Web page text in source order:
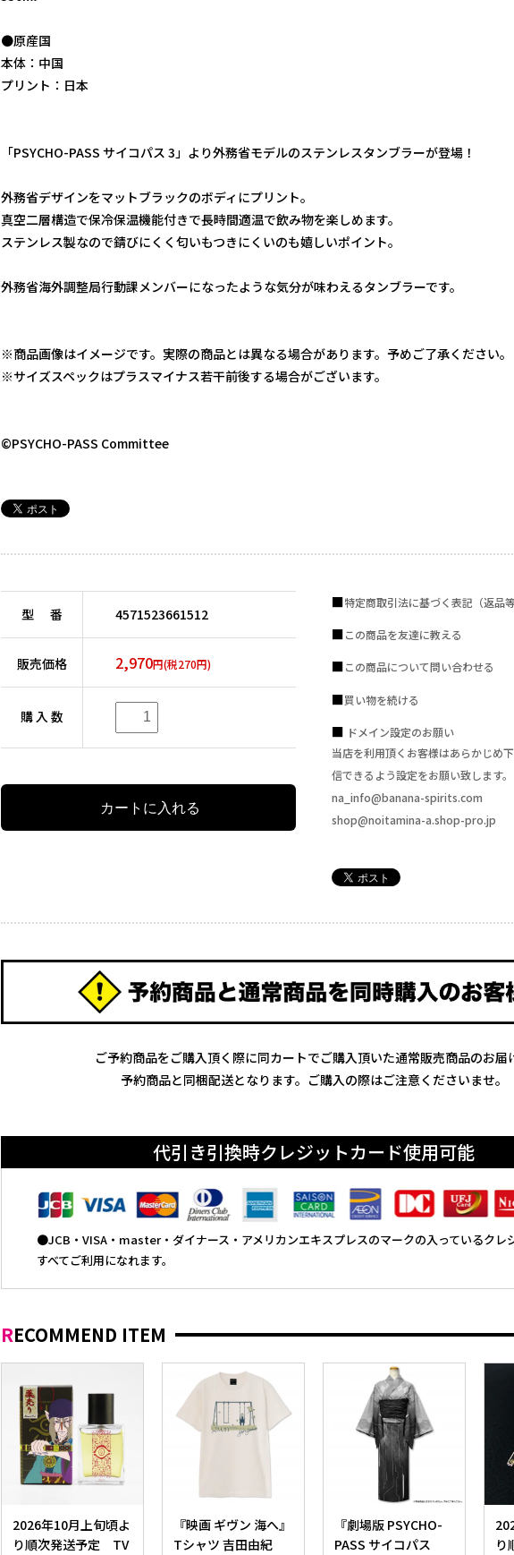
●原産国
本体：中国
プリント：日本
「PSYCHO-PASS サイコパス 3」より外務省モデルのステンレスタンブラーが登場！
外務省デザインをマットブラックのボディにプリント。
真空二層構造で保冷保温機能付きで長時間適温で飲み物を楽しめます。
ステンレス製なので錆びにくく匂いもつきにくいのも嬉しいポイント。
外務省海外調整局行動課メンバーになったような気分が味わえるタンブラーです。
※商品画像はイメージです。実際の商品とは異なる場合があります。予めご了承ください。
※サイズスペックはプラスマイナス若干前後する場合がございます。
©PSYCHO-PASS Committee
型 番 4571523661512
販売価格 2,970円(税270円)
購 入 数
特定商取引法に基づく表記（返品
この商品を友達に教える
この商品について問い合わせる
買い物を続ける
ドメイン設定のお願い
当店を利用頂くお客様はあらかじめ
信できるよう設定をお願い致します。
na_info@banana-spirits.com
shop@noitamina-a.shop-pro.jp
ご予約商品をご購入頂く際に同カートでご購入頂いた通常販売商品のお届
予約商品と同梱配送となります。ご購入の際はご注意くださいませ。
代引き引換時クレジットカード使用可能
●JCB・VISA・master・ダイナース・アメリカンエキスプレスのマークの入っているクレ
すべてご利用になれます。
RECOMMEND ITEM
2026年10月上旬頃よ
り順次発送予定 TV
『映画 ギヴン 海へ』
Tシャツ 吉田由紀
『劇場版 PSYCHO-
PASS サイコパス